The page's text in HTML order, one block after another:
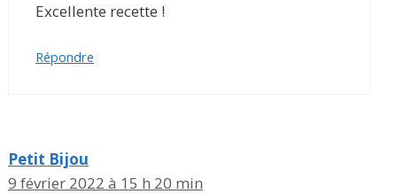
Excellente recette !
Répondre
Petit Bijou
9 février 2022 à 15 h 20 min